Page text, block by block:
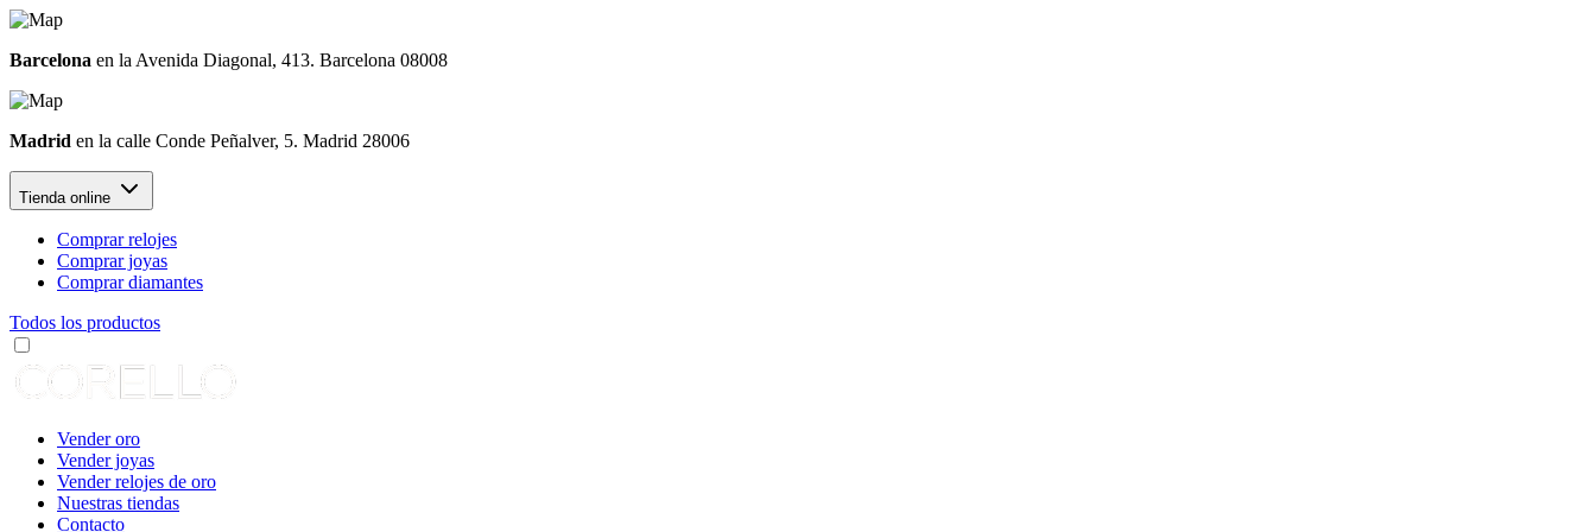
Barcelona en la Avenida Diagonal, 413. Barcelona 08008
Madrid en la calle Conde Peñalver, 5. Madrid 28006
Tienda online
Comprar relojes
Comprar joyas
Comprar diamantes
Todos los productos
Vender oro
Vender joyas
Vender relojes de oro
Nuestras tiendas
Contacto